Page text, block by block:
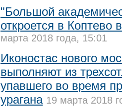
"Большой
откроется в Коптево
марта 2018 года, 15:01
Иконостас нового
выполняют из
упавшего во время
урагана 19 марта 2018